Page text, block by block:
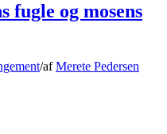
fugle og mosens
/afMerete Pedersen